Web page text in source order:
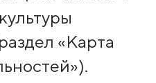
«Карта